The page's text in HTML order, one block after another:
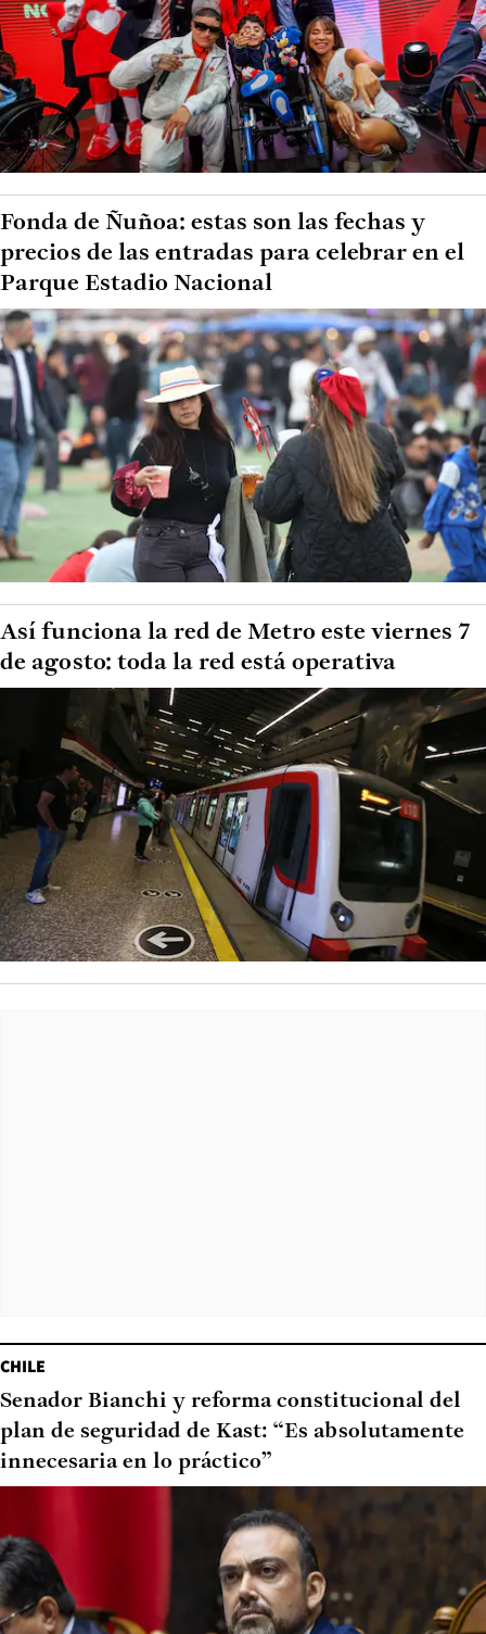
Fonda de Ñuñoa: estas son las fechas y
precios de las entradas para celebrar en el
Parque Estadio Nacional
Así funciona la red de Metro este viernes 7
de agosto: toda la red está operativa
CHILE
Senador Bianchi y reforma constitucional del
plan de seguridad de Kast: “Es absolutamente
innecesaria en lo práctico”